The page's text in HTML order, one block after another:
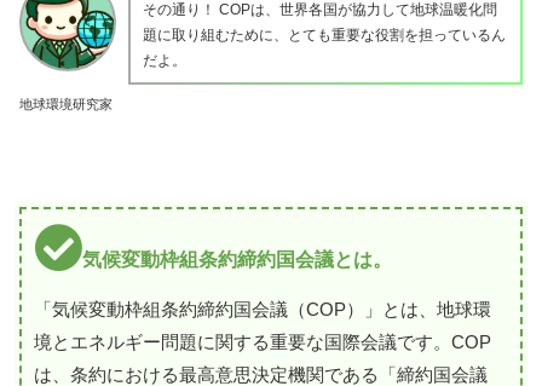
地球環境研究家
その通り！ COPは、世界各国が協力して地球温暖化問
題に取り組むために、とても重要な役割を担っているん
だよ。
気候変動枠組条約締約国会議とは。
「気候変動枠組条約締約国会議（COP）」とは、地球環
境とエネルギー問題に関する重要な国際会議です。COP
は、条約における最高意思決定機関である「締約国会議